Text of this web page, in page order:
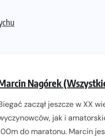
Nagórek
zaczął jeszcze w XX
jak i
do maratonu. Marcin